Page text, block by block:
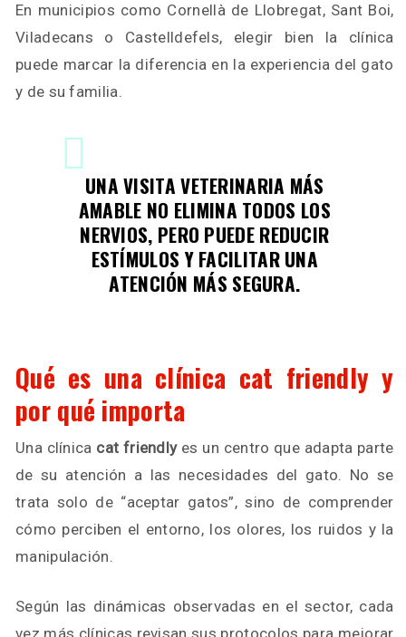
En municipios como Cornellà de Llobregat, Sant Boi,
Viladecans o Castelldefels, elegir bien la clínica
puede marcar la diferencia en la experiencia del gato
y de su familia.
UNA VISITA VETERINARIA MÁS
AMABLE NO ELIMINA TODOS LOS
NERVIOS, PERO PUEDE REDUCIR
ESTÍMULOS Y FACILITAR UNA
ATENCIÓN MÁS SEGURA.
Qué es una clínica cat friendly y
por qué importa
Una clínica cat friendlyes un centro que adapta parte
de su atención a las necesidades del gato. No se
trata solo de “aceptar gatos”, sino de comprender
cómo perciben el entorno, los olores, los ruidos y la
manipulación.
Según las dinámicas observadas en el sector, cada
vez más clínicas revisan sus protocolos para mejorar